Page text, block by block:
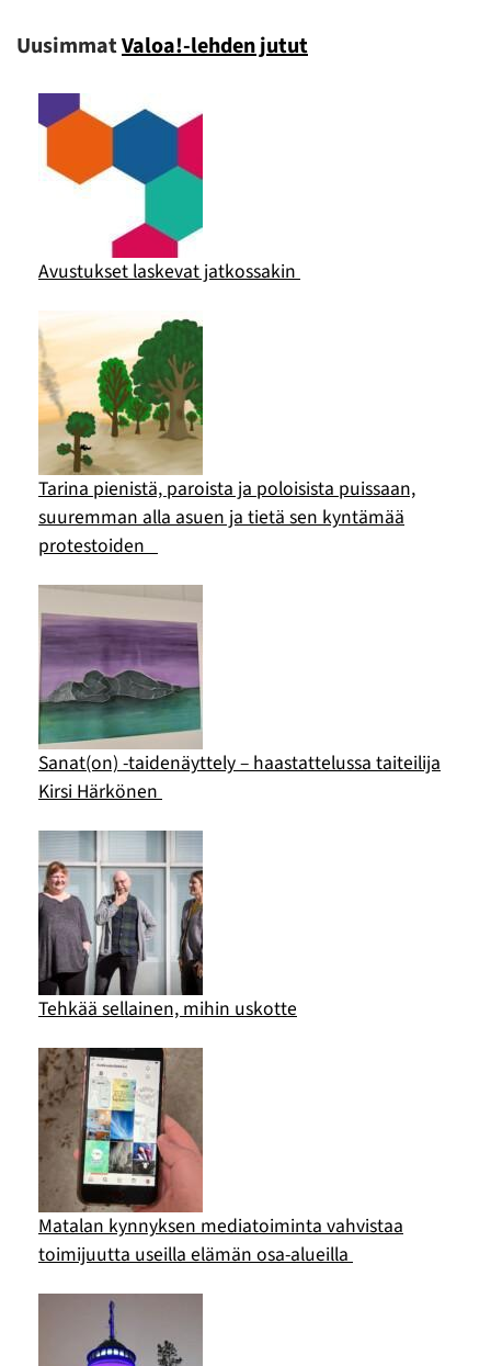
UusimmatValoa!-lehden jutut
Avustukset laskevat jatkossakin
Tarina pienistä, paroista ja poloisista puissaan,
suuremman alla asuen ja tietä sen kyntämää
protestoiden
Sanat(on) -taidenäyttely – haastattelussa taiteilija
Kirsi Härkönen
Tehkää sellainen, mihin uskotte
Matalan kynnyksen mediatoiminta vahvistaa
toimijuutta useilla elämän osa-alueilla